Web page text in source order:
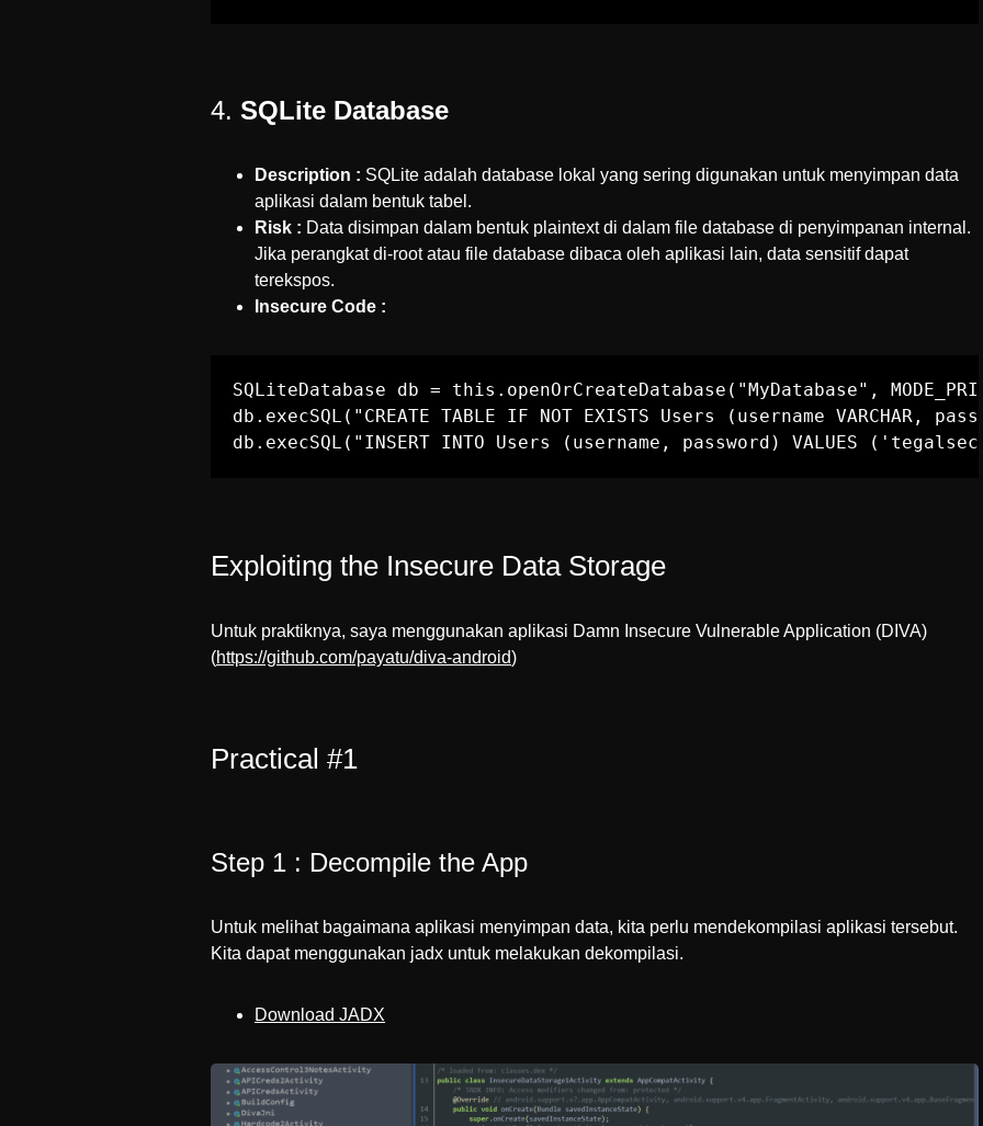
4. SQLite Database
Description : SQLite adalah database lokal yang sering digunakan untuk menyimpan data
aplikasi dalam bentuk tabel.
Risk : Data disimpan dalam bentuk plaintext di dalam file database di penyimpanan internal.
Jika perangkat di-root atau file database dibaca oleh aplikasi lain, data sensitif dapat
terekspos.
Insecure Code :
SQLiteDatabase db = this.openOrCreateDatabase("MyDatabase",
db.execSQL("CREATE TABLE IF NOT EXISTS Users (username VARCHAR,
db.execSQL("INSERT INTO Users (username, password) VALUES
Exploiting the Insecure Data Storage
Untuk praktiknya, saya menggunakan aplikasi Damn Insecure Vulnerable Application (DIVA)
(https://github.com/payatu/diva-android)
Practical #1
Step 1 : Decompile the App
Untuk melihat bagaimana aplikasi menyimpan data, kita perlu mendekompilasi aplikasi tersebut.
Kita dapat menggunakan jadx untuk melakukan dekompilasi.
Download JADX